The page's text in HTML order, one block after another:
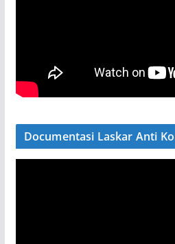
Documentasi Laskar Anti